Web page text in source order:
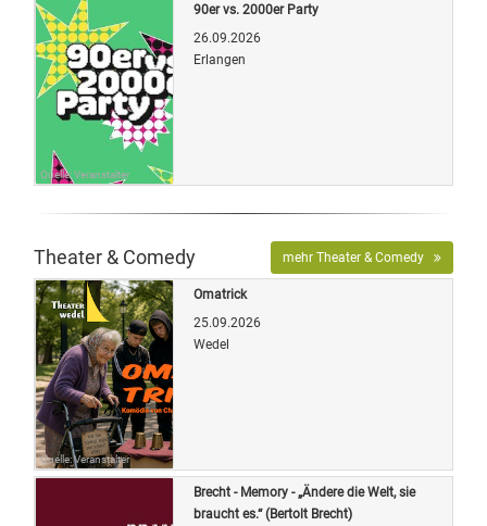
Quelle: Veranstalter
90er vs. 2000er Party
26.09.2026
Erlangen
Theater & Comedy mehr Theater & Comedy
Quelle: Veranstalter
Omatrick
25.09.2026
Wedel
Brecht - Memory - „Ändere die Welt, sie
braucht es.“ (Bertolt Brecht)